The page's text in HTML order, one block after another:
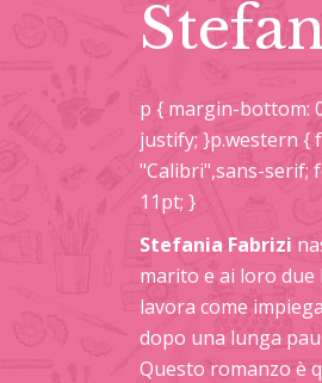
p { margin-bottom:
justify; }p.western {
"Calibri",sans-serif;
11pt; }
Stefania Fabrizi
marito e ai loro
lavora come
dopo una lunga
Questo romanzo è